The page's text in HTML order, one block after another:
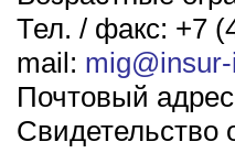
Тел. / факс: +7
mail:
Почтовый